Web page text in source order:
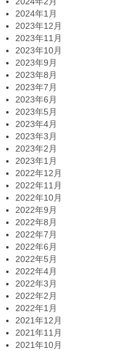
2024年1月
2023年12月
2023年11月
2023年10月
2023年9月
2023年8月
2023年7月
2023年6月
2023年5月
2023年4月
2023年3月
2023年2月
2023年1月
2022年12月
2022年11月
2022年10月
2022年9月
2022年8月
2022年7月
2022年6月
2022年5月
2022年4月
2022年3月
2022年2月
2022年1月
2021年12月
2021年11月
2021年10月